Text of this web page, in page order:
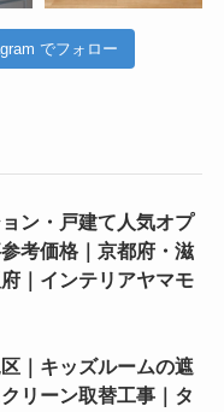
でフォロー
ン・戸建て人気オプ
考価格｜京都府・滋
｜インテリアヤマモ
｜キッズルームの遮
リーン取替工事｜タ